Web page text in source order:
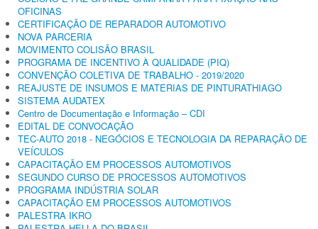
OFICINAS
CERTIFICAÇÃO DE REPARADOR AUTOMOTIVO
NOVA PARCERIA
MOVIMENTO COLISÃO BRASIL
PROGRAMA DE INCENTIVO À QUALIDADE (PIQ)
CONVENÇÃO COLETIVA DE TRABALHO - 2019/2020
REAJUSTE DE INSUMOS E MATERIAS DE PINTURATHIAGO
SISTEMA AUDATEX
Centro de Documentação e Informação – CDI
EDITAL DE CONVOCAÇÃO
TEC-AUTO 2018 - NEGÓCIOS E TECNOLOGIA DA REPARAÇÃO DE
VEÍCULOS
CAPACITAÇÃO EM PROCESSOS AUTOMOTIVOS
SEGUNDO CURSO DE PROCESSOS AUTOMOTIVOS
PROGRAMA INDÚSTRIA SOLAR
CAPACITAÇÃO EM PROCESSOS AUTOMOTIVOS
PALESTRA IKRO